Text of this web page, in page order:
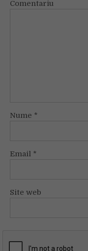
Comentariu
Nume *
Email *
Site web